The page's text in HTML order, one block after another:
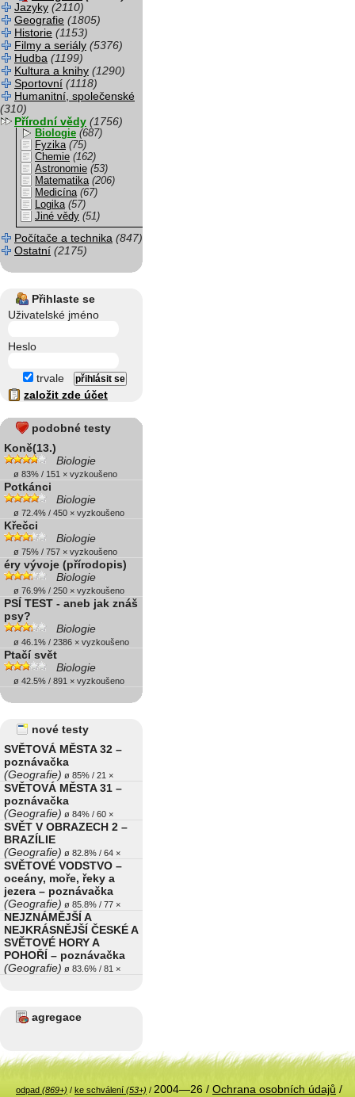
Jazyky (2110)
Geografie (1805)
Historie (1153)
Filmy a seriály (5376)
Hudba (1199)
Kultura a knihy (1290)
Sportovní (1118)
Humanitní, společenské
(310)
Přírodní vědy (1756)
Biologie (687)
Fyzika (75)
Chemie (162)
Astronomie (53)
Matematika (206)
Medicína (67)
Logika (57)
Jiné vědy (51)
Počítače a technika (847)
Ostatní (2175)
Přihlaste se
Uživatelské jméno
Heslo
trvale
založit zde účet
podobné testy
Koně(13.)
Biologie
ø 83% / 151 × vyzkoušeno
Potkánci
Biologie
ø 72.4% / 450 × vyzkoušeno
Křečci
Biologie
ø 75% / 757 × vyzkoušeno
éry vývoje (přírodopis)
Biologie
ø 76.9% / 250 × vyzkoušeno
PSÍ TEST - aneb jak znáš
psy?
Biologie
ø 46.1% / 2386 × vyzkoušeno
Ptačí svět
Biologie
ø 42.5% / 891 × vyzkoušeno
nové testy
SVĚTOVÁ MĚSTA 32 –
poznávačka
(Geografie) ø 85% / 21 ×
SVĚTOVÁ MĚSTA 31 –
poznávačka
(Geografie) ø 84% / 60 ×
SVĚT V OBRAZECH 2 –
BRAZÍLIE
(Geografie) ø 82.8% / 64 ×
SVĚTOVÉ VODSTVO –
oceány, moře, řeky a
jezera – poznávačka
(Geografie) ø 85.8% / 77 ×
NEJZNÁMĚJŠÍ A
NEJKRÁSNĚJŠÍ ČESKÉ A
SVĚTOVÉ HORY A
POHOŘÍ – poznávačka
(Geografie) ø 83.6% / 81 ×
agregace
odpad (869+) / ke schválení (53+) / 2004—26 / Ochrana osobních údajů /